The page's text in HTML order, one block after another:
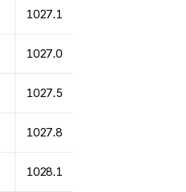
1027.1
1027.0
1027.5
1027.8
1028.1